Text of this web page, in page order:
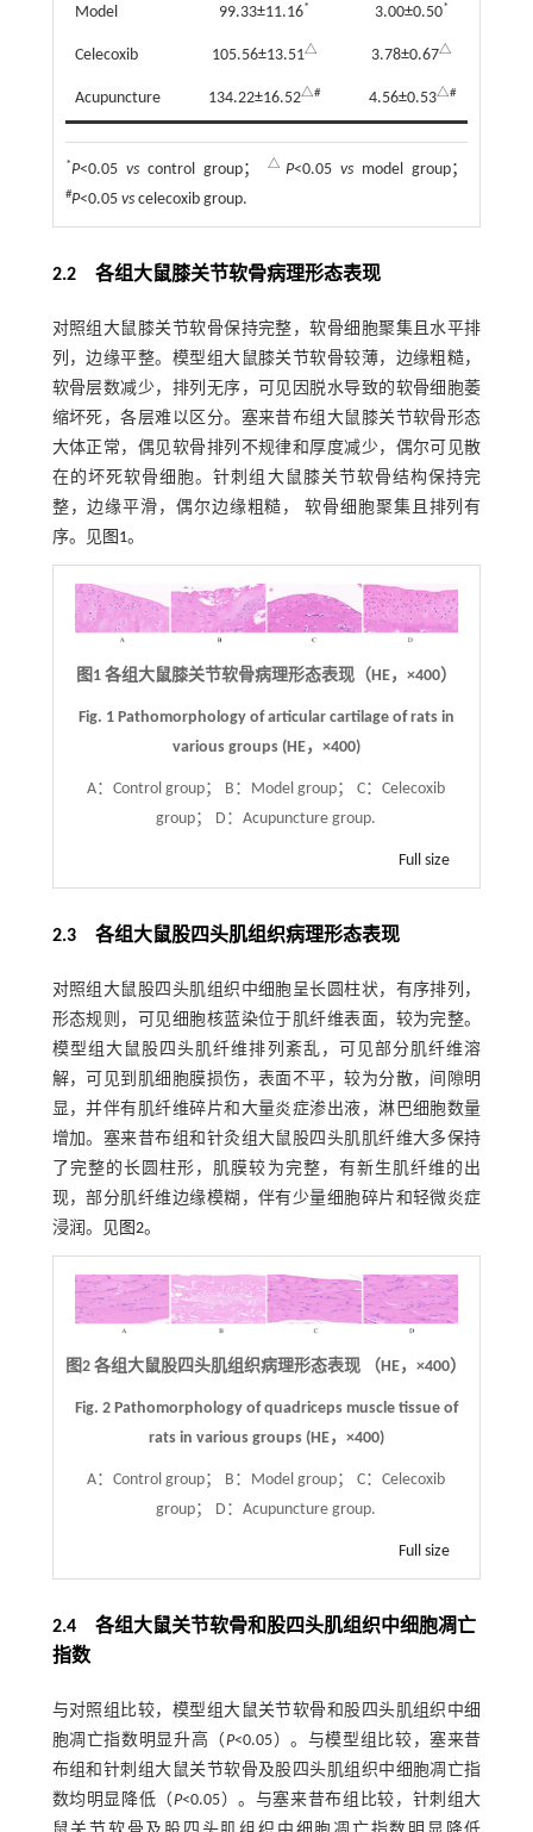
Model 99.33±11.16* 3.00±0.50*
Celecoxib 105.56±13.51△ 3.78±0.67△
Acupuncture 134.22±16.52△# 4.56±0.53△#
*P<0.05 vscontrol group；△ P<0.05vs model group；
#P<0.05 vscelecoxib group.
2.2 各组大鼠膝关节软骨病理形态表现
对照组大鼠膝关节软骨保持完整，软骨细胞聚集且水平排
列，边缘平整。模型组大鼠膝关节软骨较薄，边缘粗糙，
软骨层数减少，排列无序，可见因脱水导致的软骨细胞萎
缩坏死，各层难以区分。塞来昔布组大鼠膝关节软骨形态
大体正常，偶见软骨排列不规律和厚度减少，偶尔可见散
在的坏死软骨细胞。针刺组大鼠膝关节软骨结构保持完
整，边缘平滑，偶尔边缘粗糙， 软骨细胞聚集且排列有
序。见图1。
图1 各组大鼠膝关节软骨病理形态表现（HE， ×400）
Fig. 1 Pathomorphology of articular cartilage of rats in
various groups (HE， ×400)
A：Control group； B：Model group； C：Celecoxib
group； D：Acupuncture group.
Full size
2.3 各组大鼠股四头肌组织病理形态表现
对照组大鼠股四头肌组织中细胞呈长圆柱状，有序排列，
形态规则，可见细胞核蓝染位于肌纤维表面，较为完整。
模型组大鼠股四头肌纤维排列紊乱，可见部分肌纤维溶
解，可见到肌细胞膜损伤，表面不平，较为分散，间隙明
显，并伴有肌纤维碎片和大量炎症渗出液，淋巴细胞数量
增加。塞来昔布组和针灸组大鼠股四头肌肌纤维大多保持
了完整的长圆柱形，肌膜较为完整，有新生肌纤维的出
现，部分肌纤维边缘模糊，伴有少量细胞碎片和轻微炎症
浸润。见图2。
图2各组大鼠股四头肌组织病理形态表现 （HE，×400）
Fig. 2 Pathomorphology of quadriceps muscle tissue of
rats in various groups (HE， ×400)
A：Control group； B：Model group； C：Celecoxib
group； D：Acupuncture group.
Full size
2.4 各组大鼠关节软骨和股四头肌组织中细胞凋亡
指数
与对照组比较，模型组大鼠关节软骨和股四头肌组织中细
胞凋亡指数明显升高（ P<0.05）。与模型组比较，塞来昔
布组和针刺组大鼠关节软骨及股四头肌组织中细胞凋亡指
数均明显降低（ P<0.05）。与塞来昔布组比较，针刺组大